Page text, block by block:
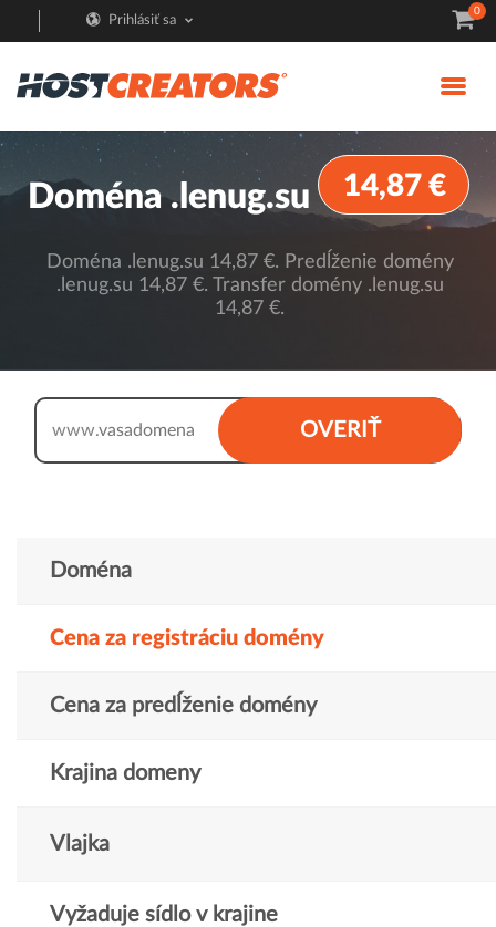
Prihlásiť sa
0
Doména .lenug.su 14,87 €
Doména .lenug.su 14,87 €. Predĺženie domény
.lenug.su 14,87 €. Transfer domény .lenug.su
14,87 €.
OVERIŤ
www.
Doména
Cena za registráciu domény
Cena za predĺženie domény
Krajina domeny
Vlajka
Vyžaduje sídlo v krajine